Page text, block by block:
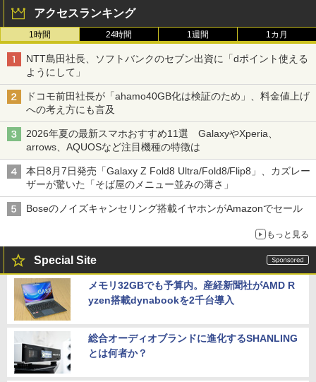
アクセスランキング
1時間 24時間 1週間 1カ月
NTT島田社長、ソフトバンクのセブン出資に「dポイント使える
ようにして」
ドコモ前田社長が「ahamo40GB化は検証のため」、料金値上げ
への考え方にも言及
2026年夏の最新スマホおすすめ11選 GalaxyやXperia、
arrows、AQUOSなど注目機種の特徴は
本日8月7日発売「Galaxy Z Fold8 Ultra/Fold8/Flip8」、カズレー
ザーが驚いた「そば屋のメニュー並みの薄さ」
Boseのノイズキャンセリング搭載イヤホンがAmazonでセール
もっと見る
Special Site
メモリ32GBでも予算内。産経新聞社がAMD R
yzen搭載dynabookを2千台導入
総合オーディオブランドに進化するSHANLING
とは何者か？